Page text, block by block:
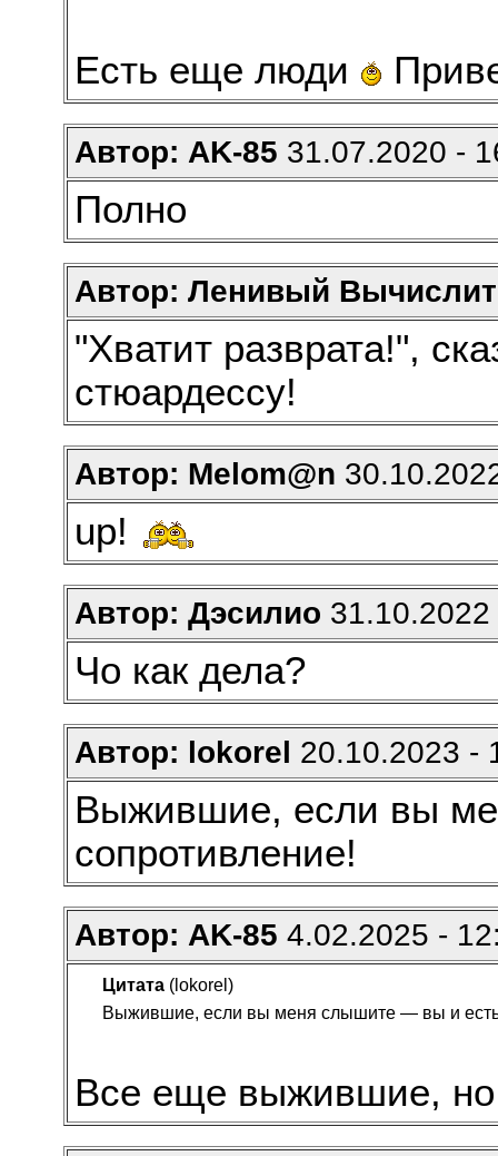
Есть еще люди
Автор: AK-85 31.07.2020 -
Полно
Автор: Ленивый
"Хватит разврата!",
стюардессу!
Автор: Melom@n
up!
Автор: Дэсилио
Чо как дела?
Автор: lokorel 20.10.2023 -
Выжившие, если вы
сопротивление!
Автор: AK-85 4.02.2025 -
Цитата (lokorel)
Выжившие, если вы меня слышите — вы и есть
Все еще выжившие,